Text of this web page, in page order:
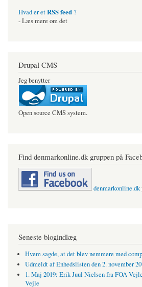
Hvad er etRSS feed ?
- Læs mere om det
Drupal CMS
Jeg benytter
Open source CMS system.
Find denmarkonline.dk gruppen på
denmarkonline.dk
Seneste blogindlæg
Hvem sagde, at det blev nemmere med
Udmeldt af Enhedslisten den 2. november
1. Maj 2019: Erik Juul Nielsen fra FOA
Vejle